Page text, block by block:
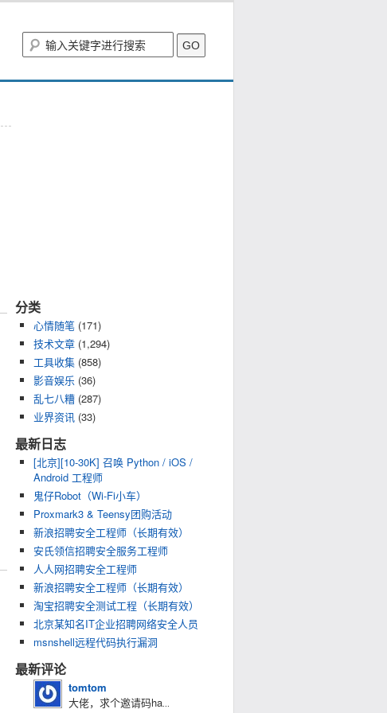
分类
心情随笔 (171)
技术文章 (1,294)
工具收集 (858)
影音娱乐 (36)
乱七八糟 (287)
业界资讯 (33)
最新日志
[北京][10-30K] 召唤 Python / iOS /
Android 工程师
鬼仔Robot（Wi-Fi小车）
Proxmark3 & Teensy团购活动
新浪招聘安全工程师（长期有效）
安氏领信招聘安全服务工程师
人人网招聘安全工程师
新浪招聘安全工程师（长期有效）
淘宝招聘安全测试工程（长期有效）
北京某知名IT企业招聘网络安全人员
msnshell远程代码执行漏洞
最新评论
tomtom
大佬，求个邀请码ha...